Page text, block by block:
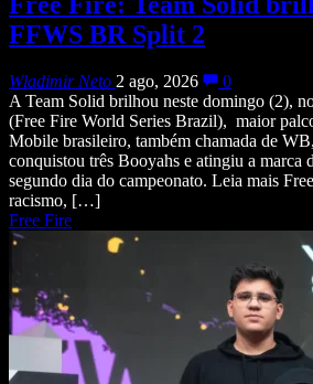
FFWS BR Split 2
Wladimir Neto 2 ago, 2026
0
A Team Solid brilhou neste domingo (2),
(Free Fire World Series Brazil), maior
Mobile brasileiro, também chamada de
conquistou três Booyahs e atingiu a marca
segundo dia do campeonato. Leia mais
racismo, […]
Free Fire